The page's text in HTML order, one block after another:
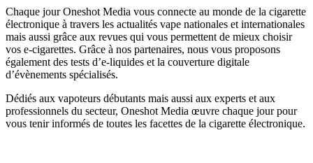
Chaque jour Oneshot Media vous connecte au monde de la cigarette
électronique à travers les actualités vape nationales et internationales
mais aussi grâce aux revues qui vous permettent de mieux choisir
vos e-cigarettes. Grâce à nos partenaires, nous vous proposons
également des tests d’e-liquides et la couverture digitale
d’évènements spécialisés.
Dédiés aux vapoteurs débutants mais aussi aux experts et aux
professionnels du secteur, Oneshot Media œuvre chaque jour pour
vous tenir informés de toutes les facettes de la cigarette électronique.